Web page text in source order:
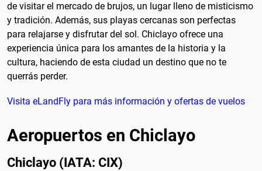
de visitar el mercado de brujos, un lugar lleno de misticismo
y tradición. Además, sus playas cercanas son perfectas
para relajarse y disfrutar del sol. Chiclayo ofrece una
experiencia única para los amantes de la historia y la
cultura, haciendo de esta ciudad un destino que no te
querrás perder.
Visita eLandFly para más información y ofertas de vuelos
Aeropuertos en Chiclayo
Chiclayo (IATA: CIX)